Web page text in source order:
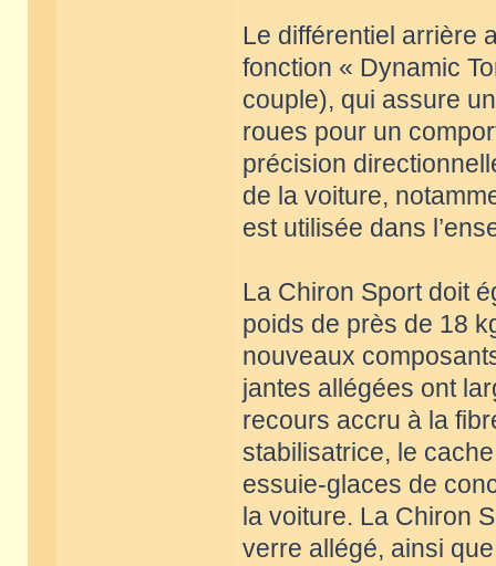
Le différentiel arrière
fonction « Dynamic
couple), qui assure
roues pour un
précision
de la voiture,
est utilisée dans
La Chiron Sport doit
poids de près de 18
nouveaux
jantes allégées ont
recours accru à la
stabilisatrice, le
essuie-glaces de
la voiture. La Chiron
verre allégé, ainsi